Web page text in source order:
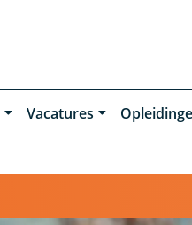
Vacatures